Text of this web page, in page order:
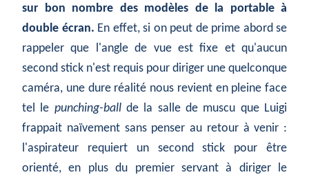
sur bon nombre des modèles de la portable à
double écran. En effet, si on peut de prime abord se
rappeler que l'angle de vue est fixe et qu'aucun
second stick n'est requis pour diriger une quelconque
caméra, une dure réalité nous revient en pleine face
tel le punching-ballde la salle de muscu que Luigi
frappait naïvement sans penser au retour à venir :
l'aspirateur requiert un second stick pour être
orienté, en plus du premier servant à diriger le